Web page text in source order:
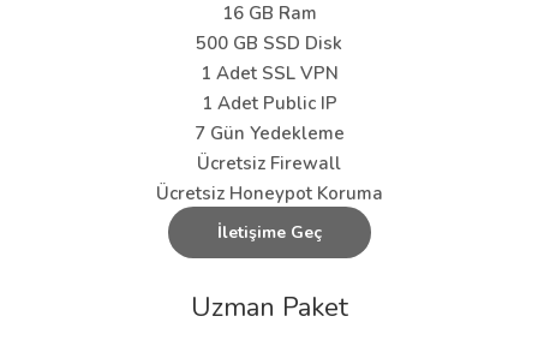
16 GB Ram
500 GB SSD Disk
1 Adet SSL VPN
1 Adet Public IP
7 Gün Yedekleme
Ücretsiz Firewall
Ücretsiz Honeypot Koruma
İletişime Geç
Uzman Paket